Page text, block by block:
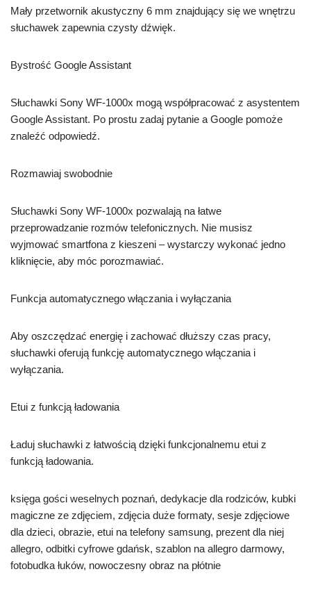
Mały przetwornik akustyczny 6 mm znajdujący się we wnętrzu
słuchawek zapewnia czysty dźwięk.
Bystrość Google Assistant
Słuchawki Sony WF-1000x mogą współpracować z asystentem
Google Assistant. Po prostu zadaj pytanie a Google pomoże
znaleźć odpowiedź.
Rozmawiaj swobodnie
Słuchawki Sony WF-1000x pozwalają na łatwe
przeprowadzanie rozmów telefonicznych. Nie musisz
wyjmować smartfona z kieszeni – wystarczy wykonać jedno
kliknięcie, aby móc porozmawiać.
Funkcja automatycznego włączania i wyłączania
Aby oszczędzać energię i zachować dłuższy czas pracy,
słuchawki oferują funkcję automatycznego włączania i
wyłączania.
Etui z funkcją ładowania
Ładuj słuchawki z łatwością dzięki funkcjonalnemu etui z
funkcją ładowania.
księga gości weselnych poznań, dedykacje dla rodziców, kubki
magiczne ze zdjęciem, zdjęcia duże formaty, sesje zdjęciowe
dla dzieci, obrazie, etui na telefony samsung, prezent dla niej
allegro, odbitki cyfrowe gdańsk, szablon na allegro darmowy,
fotobudka łuków, nowoczesny obraz na płótnie